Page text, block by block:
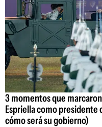
3 momentos que
Espriella como presidente
cómo será su gobierno)